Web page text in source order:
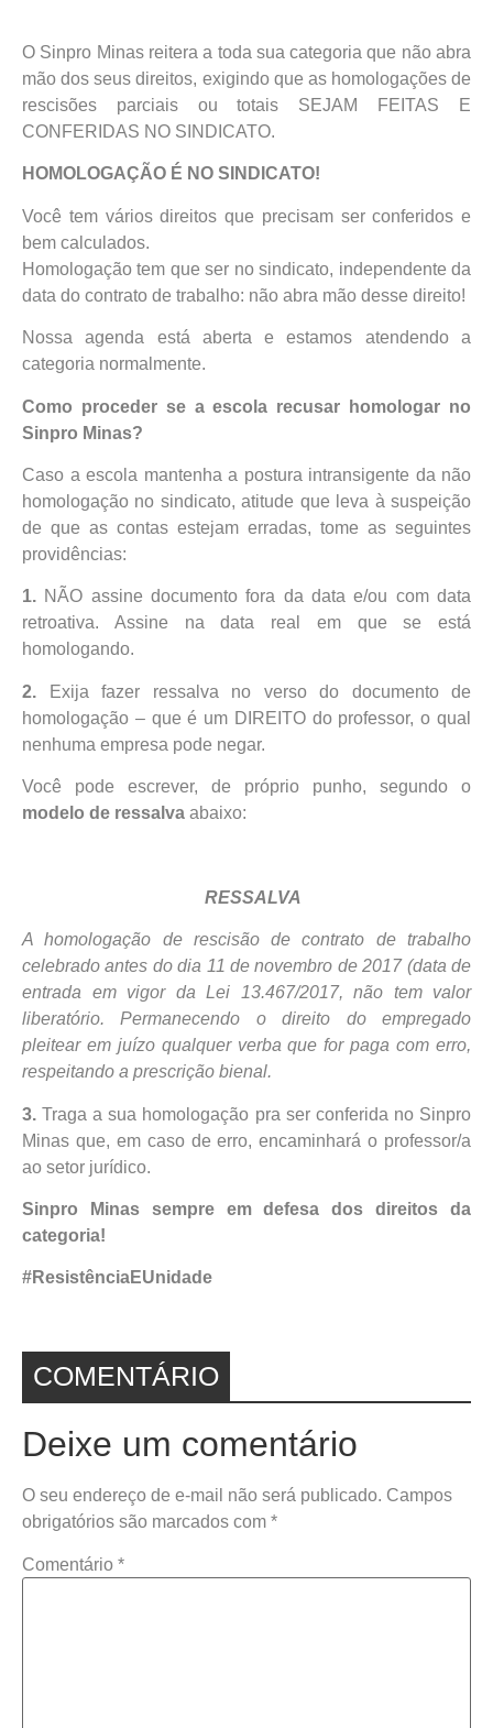
O Sinpro Minas reitera a toda sua categoria que não abra
mão dos seus direitos, exigindo que as homologações de
rescisões parciais ou totais SEJAM FEITAS E
CONFERIDAS NO SINDICATO.
HOMOLOGAÇÃO É NO SINDICATO!
Você tem vários direitos que precisam ser conferidos e
bem calculados.
Homologação tem que ser no sindicato, independente da
data do contrato de trabalho: não abra mão desse direito!
Nossa agenda está aberta e estamos atendendo a
categoria normalmente.
Como proceder se a escola recusar homologar no
Sinpro Minas?
Caso a escola mantenha a postura intransigente da não
homologação no sindicato, atitude que leva à suspeição
de que as contas estejam erradas, tome as seguintes
providências:
1. NÃO assine documento fora da data e/ou com data
retroativa. Assine na data real em que se está
homologando.
2. Exija fazer ressalva no verso do documento de
homologação – que é um DIREITO do professor, o qual
nenhuma empresa pode negar.
Você pode escrever, de próprio punho, segundo o
modelo de ressalva abaixo:
RESSALVA
A homologação de rescisão de contrato de trabalho
celebrado antes do dia 11 de novembro de 2017 (data de
entrada em vigor da Lei 13.467/2017, não tem valor
liberatório. Permanecendo o direito do empregado
pleitear em juízo qualquer verba que for paga com erro,
respeitando a prescrição bienal.
3. Traga a sua homologação pra ser conferida no Sinpro
Minas que, em caso de erro, encaminhará o professor/a
ao setor jurídico.
Sinpro Minas sempre em defesa dos direitos da
categoria!
#ResistênciaEUnidade
COMENTÁRIO
Deixe um comentário
O seu endereço de e-mail não será publicado. Campos
obrigatórios são marcados com *
Comentário *